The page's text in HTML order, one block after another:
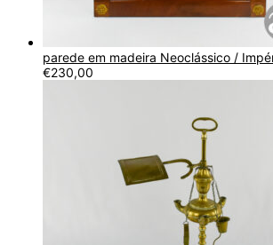
parede em madeira Neoclássico /
€230,00